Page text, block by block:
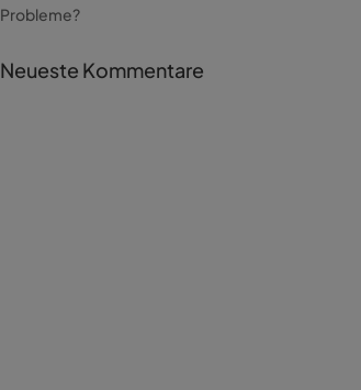
Probleme?
Neueste Kommentare